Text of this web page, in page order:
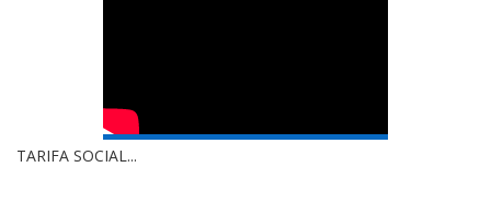
TARIFA SOCIAL...